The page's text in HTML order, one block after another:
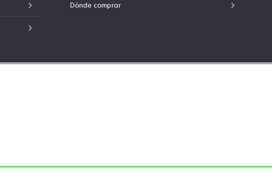
Dónde comprar